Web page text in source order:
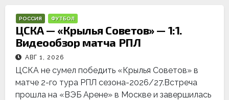
РОССИЯ ФУТБОЛ
ЦСКА — «Крылья Советов» — 1:1.
Видеообзор матча РПЛ
АВГ 1, 2026
ЦСКА не сумел победить «Крылья Советов» в
матче 2-го тура РПЛ сезона-2026/27.Встреча
прошла на «ВЭБ Арене» в Москве и завершилась